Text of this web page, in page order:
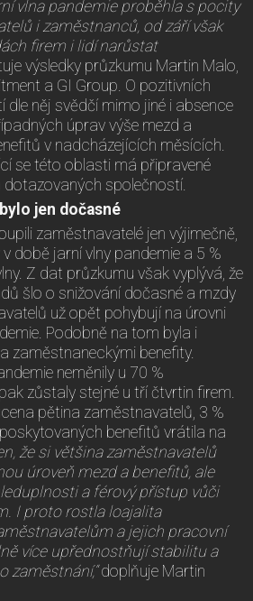
vlna pandemie proběhla s pocity
i zaměstnanců, od září však
firem i lidí narůstat
výsledky průzkumu Martin Malo,
a GI Group. O pozitivních
dle něj svědčí mimo jiné i absence
úprav výše mezd a
v nadcházejících měsících.
se této oblasti má připravené
společností.
jen dočasné
zaměstnavatelé jen výjimečně,
době jarní vlny pandemie a 5 %
Z dat průzkumu však vyplývá, že
šlo o snižování dočasné a mzdy
už opět pohybují na úrovni
Podobně na tom byla i
zaměstnaneckými benefity.
neměnily u 70 %
zůstaly stejné u tří čtvrtin firem.
pětina zaměstnavatelů, 3 %
benefitů vrátila na
že si většina zaměstnavatelů
úroveň mezd a benefitů, ale
a férový přístup vůči
I proto rostla loajalita
a jejich pracovní
více upřednostňují stabilitu a
zaměstnání,“doplňuje Martin